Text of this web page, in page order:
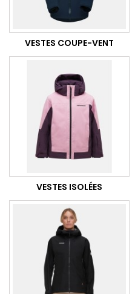
VESTES COUPE-VENT
VESTES ISOLÉES